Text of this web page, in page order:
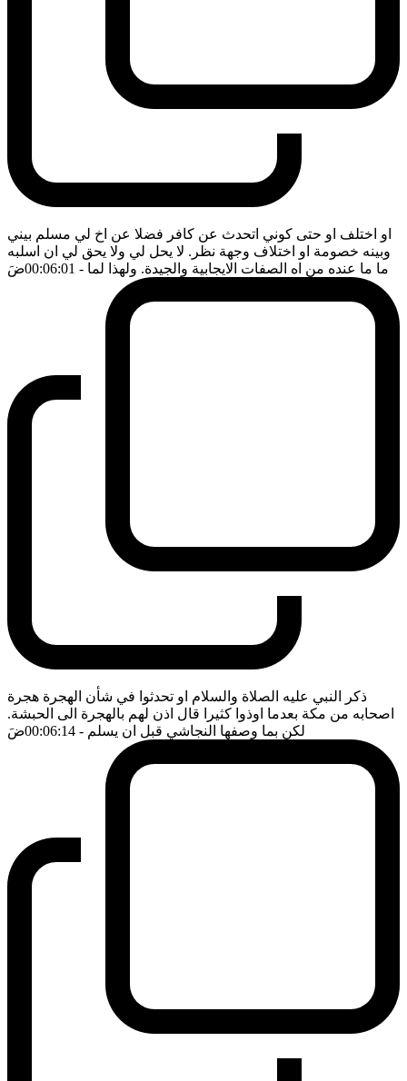
او اختلف او حتى كوني اتحدث عن كافر فضلا عن اخ لي مسلم بيني
وبينه خصومة او اختلاف وجهة نظر. لا يحل لي ولا يحق لي ان اسلبه
ما ما عنده من اه الصفات الايجابية والجيدة. ولهذا لما - 00:06:01 ضَ
ذكر النبي عليه الصلاة والسلام او تحدثوا في شأن الهجرة هجرة
اصحابه من مكة بعدما اوذوا كثيرا قال اذن لهم بالهجرة الى الحبشة.
لكن بما وصفها النجاشي قبل ان يسلم - 00:06:14 ضَ